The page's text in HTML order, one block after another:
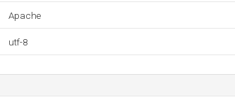
Apache
utf-8